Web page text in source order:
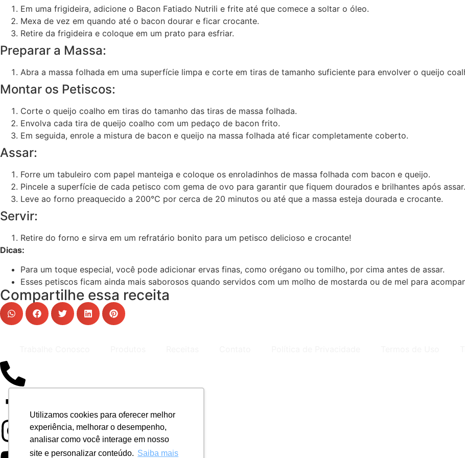
Utilizamos cookies para oferecer melhor
experiência, melhorar o desempenho,
analisar como você interage em nosso
site e personalizar conteúdo. Saiba mais
Em uma frigideira, adicione o Bacon Fatiado Nutrili e frite até que comece a soltar o óleo.
Mexa de vez em quando até o bacon dourar e ficar crocante.
Retire da frigideira e coloque em um prato para esfriar.
Preparar a Massa:
Abra a massa folhada em uma superfície limpa e corte em tiras de tamanho suficiente para envolver o queijo
Montar os Petiscos:
Corte o queijo coalho em tiras do tamanho das tiras de massa folhada.
Envolva cada tira de queijo coalho com um pedaço de bacon frito.
Em seguida, enrole a mistura de bacon e queijo na massa folhada até ficar completamente coberto.
Assar:
Forre um tabuleiro com papel manteiga e coloque os enroladinhos de massa folhada com bacon e queijo.
Pincele a superfície de cada petisco com gema de ovo para garantir que fiquem dourados e brilhantes após assar.
Leve ao forno preaquecido a 200°C por cerca de 20 minutos ou até que a massa esteja dourada e crocante.
Servir:
Retire do forno e sirva em um refratário bonito para um petisco delicioso e crocante!
Dicas:
Para um toque especial, você pode adicionar ervas finas, como orégano ou tomilho, por cima antes de assar.
Esses petiscos ficam ainda mais saborosos quando servidos com um molho de mostarda ou de mel para
Compartilhe essa receita